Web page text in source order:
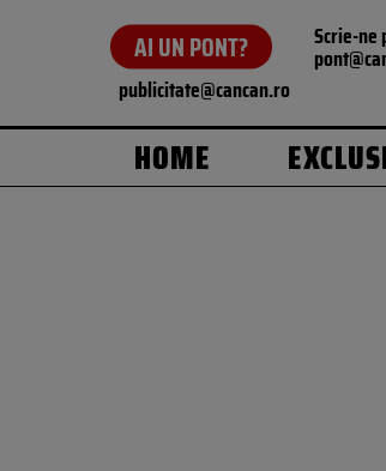
AI UN PONT? Scrie-ne
publicitate@cancan.ro
HOME